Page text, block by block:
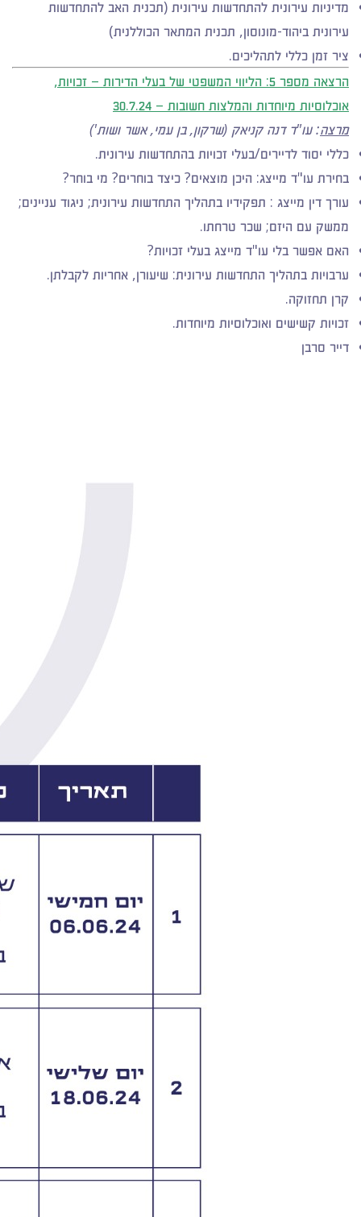
מדיניות עירונית להתחדשות עירונית (תכנית האב להתחדשות
עירונית ביהוד-מונוסון, תכנית המתאר הכוללנית)
ציר זמן כללי לתהליכים.
הרצאה מספר 5:
הליווי המשפטי של בעלי הדירות – זכויות,
אוכלוסיות מיוחדות והמלצות חשובות – 30.7.24
מרצה: עו"ד דנה קניאק (שרקון, בן עמי, אשר ושות')
כללי יסוד לדיירים/בעלי זכויות בהתחדשות עירונית.
בחירת עו"ד מייצג: היכן מוצאים? כיצד בוחרים? מי בוחר?
עורך דין מייצג : תפקידיו בתהליך התחדשות עירונית; ניגוד עניינים;
ממשק עם היזם; שכר טרחתו.
האם אפשר בלי עו"ד מייצג בעלי זכויות?
ערבויות בתהליך התחדשות עירונית: שיעורן, אחריות לקבלתן.
קרן תחזוקה.
זכויות קשישים ואוכלוסיות מיוחדות.
דייר סרבן